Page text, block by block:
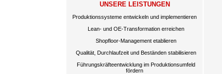
UNSERE LEISTUNGEN
Produktionssysteme entwickeln und implementieren
Lean- und OE-Transformation erreichen
Shopfloor-Management etablieren
Qualität, Durchlaufzeit und Beständen stabilisieren
Führungskräfteentwicklung im Produktionsumfeld
fördern